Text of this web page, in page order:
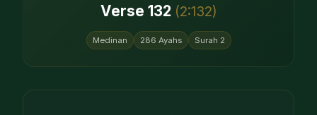
Verse 132 (2:132)
Medinan 286 Ayahs Surah 2